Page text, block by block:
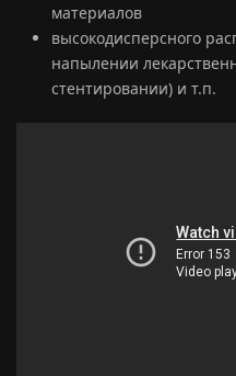
материалов
высокодисперсного
напылении
стентировании) и т.п.